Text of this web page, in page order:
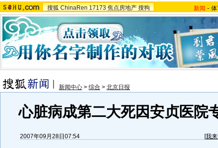
搜狐 ChinaRen 17173 焦点房地产 搜狗 新闻 -
新闻中心 > 综合 > 北京日报
心脏病成第二大死因安贞医院
2007年09月28日07:54 [我